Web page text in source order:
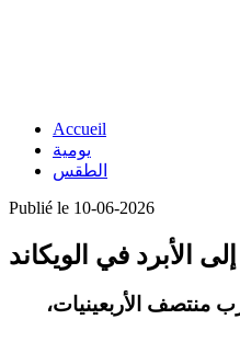
Accueil
يومية
الطقس
Publié le 10-06-2026
الأبرد في الويكاند
منتصف الأربعينيات،